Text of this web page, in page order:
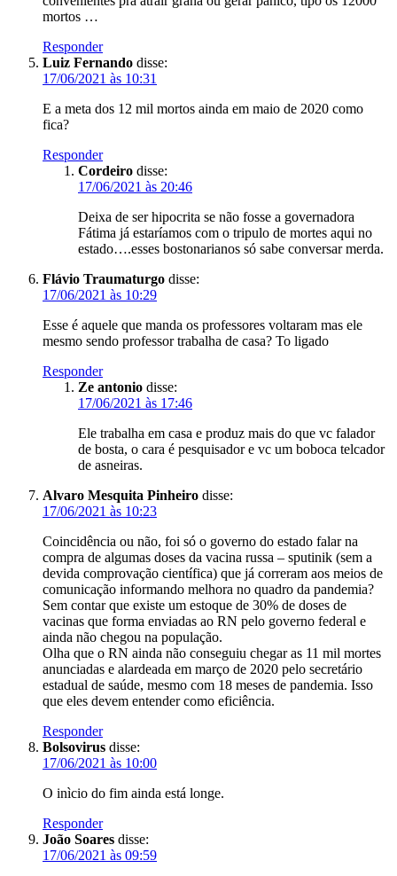
mortos …
Responder
Luiz Fernando disse:
17/06/2021 às 10:31
E a meta dos 12 mil mortos ainda em maio de 2020 como
fica?
Responder
Cordeiro disse:
17/06/2021 às 20:46
Deixa de ser hipocrita se não fosse a governadora
Fátima já estaríamos com o tripulo de mortes aqui no
estado….esses bostonarianos só sabe conversar merda.
Flávio Traumaturgo disse:
17/06/2021 às 10:29
Esse é aquele que manda os professores voltaram mas ele
mesmo sendo professor trabalha de casa? To ligado
Responder
Ze antonio disse:
17/06/2021 às 17:46
Ele trabalha em casa e produz mais do que vc falador
de bosta, o cara é pesquisador e vc um boboca telcador
de asneiras.
Alvaro Mesquita Pinheiro disse:
17/06/2021 às 10:23
Coincidência ou não, foi só o governo do estado falar na
compra de algumas doses da vacina russa – sputinik (sem a
devida comprovação científica) que já correram aos meios de
comunicação informando melhora no quadro da pandemia?
Sem contar que existe um estoque de 30% de doses de
vacinas que forma enviadas ao RN pelo governo federal e
ainda não chegou na população.
Olha que o RN ainda não conseguiu chegar as 11 mil mortes
anunciadas e alardeada em março de 2020 pelo secretário
estadual de saúde, mesmo com 18 meses de pandemia. Isso
que eles devem entender como eficiência.
Responder
Bolsovirus disse:
17/06/2021 às 10:00
O inìcio do fim ainda está longe.
Responder
João Soares disse:
17/06/2021 às 09:59